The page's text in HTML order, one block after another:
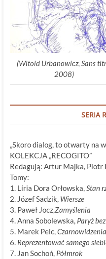
(Witold Urbanowicz, Sans
2008)
SERIA
„Skoro dialog, to otwarty na
KOLEKCJA „RECOGITO”
Redagują: Artur Majka,
Tomy:
1. Líria Dora Orłowska,Stan
2. Józef Sadzik, Wiersze
3. Paweł Jocz,Zamyślenia
4. Anna Sobolewska, Paryż
5. Marek Pelc,Czarnowidzenia
6. Reprezentować samego
7. Jan Sochoń, Półmrok